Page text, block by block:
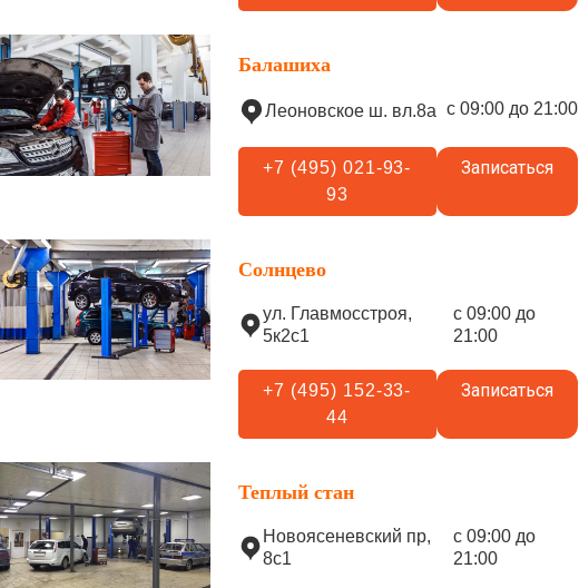
Балашиха
Леоновское ш. вл.8а с 09:00 до 21:00
+7 (495) 021-93-
93
Записаться
Солнцево
ул. Главмосстроя,
5к2с1
с 09:00 до
21:00
+7 (495) 152-33-
44
Записаться
Теплый стан
Новоясеневский пр,
8с1
с 09:00 до
21:00